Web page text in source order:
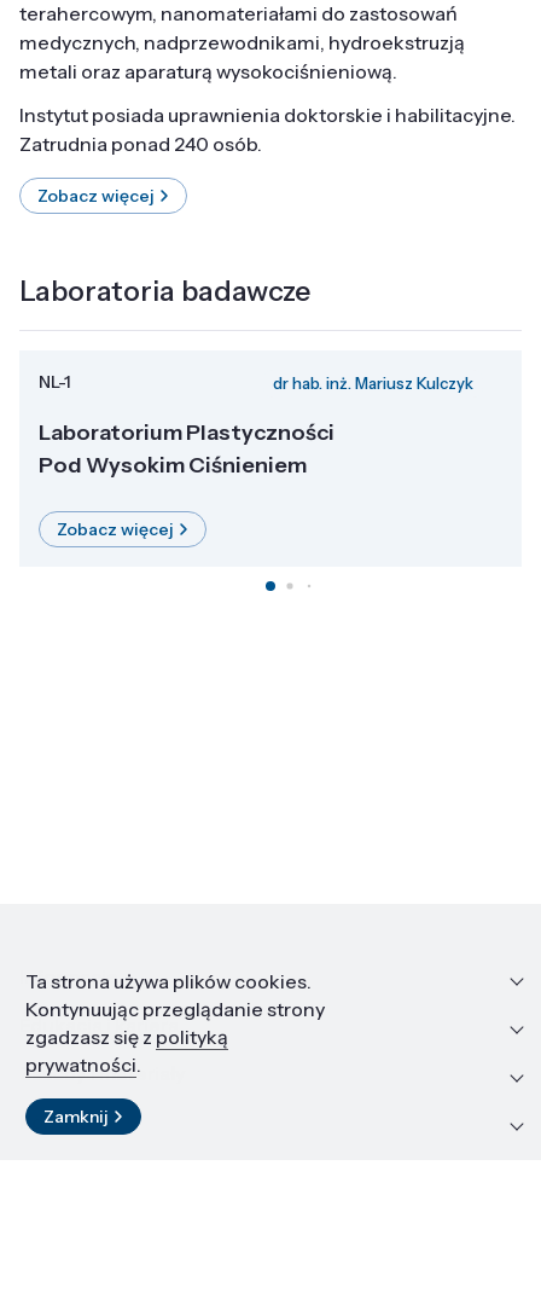
terahercowym, nanomateriałami do zastosowań
medycznych, nadprzewodnikami, hydroekstruzją
metali oraz aparaturą wysokociśnieniową.
Instytut posiada uprawnienia doktorskie i habilitacyjne.
Zatrudnia ponad 240 osób.
Zobacz więcej
Laboratoria badawcze
NL-1 dr hab. inż. Mariusz Kulczyk
Laboratorium Plastyczności
Pod Wysokim Ciśnieniem
Zobacz więcej
Informacje
Edukacja i kariera
Zasoby i materiały
Kontakt
Ta strona używa plików cookies.
Kontynuując przeglądanie strony
zgadzasz się z polityką
prywatności.
Zamknij